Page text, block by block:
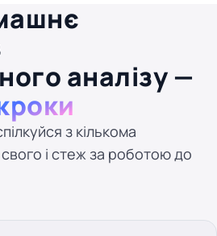
аналізу —
з кількома
і стеж за роботою до